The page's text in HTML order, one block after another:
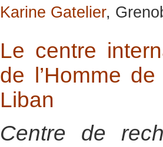
Karine Gatelier,
Le centre
de l’Homme
Liban
Centre de